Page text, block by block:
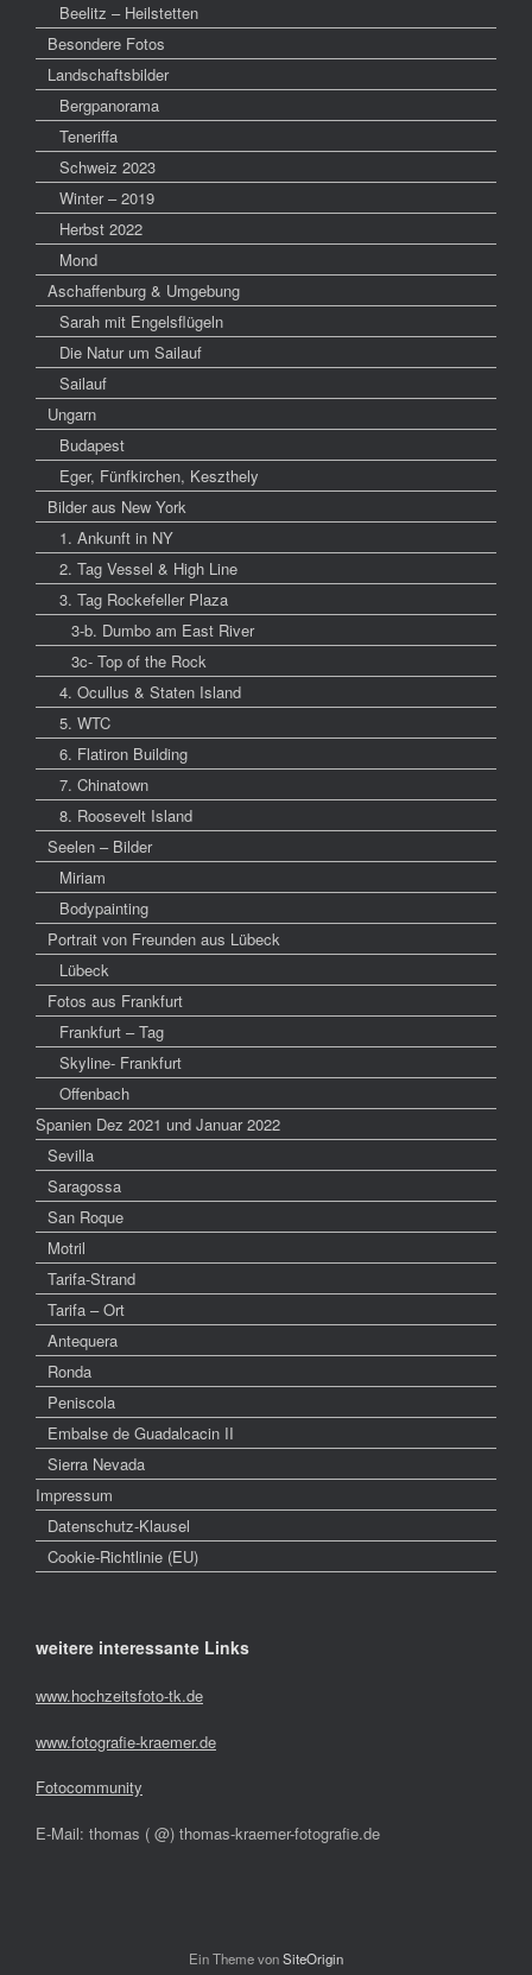
Beelitz – Heilstetten
Besondere Fotos
Landschaftsbilder
Bergpanorama
Teneriffa
Schweiz 2023
Winter – 2019
Herbst 2022
Mond
Aschaffenburg & Umgebung
Sarah mit Engelsflügeln
Die Natur um Sailauf
Sailauf
Ungarn
Budapest
Eger, Fünfkirchen, Keszthely
Bilder aus New York
1. Ankunft in NY
2. Tag Vessel & High Line
3. Tag Rockefeller Plaza
3-b. Dumbo am East River
3c- Top of the Rock
4. Ocullus & Staten Island
5. WTC
6. Flatiron Building
7. Chinatown
8. Roosevelt Island
Seelen – Bilder
Miriam
Bodypainting
Portrait von Freunden aus Lübeck
Lübeck
Fotos aus Frankfurt
Frankfurt – Tag
Skyline- Frankfurt
Offenbach
Spanien Dez 2021 und Januar 2022
Sevilla
Saragossa
San Roque
Motril
Tarifa-Strand
Tarifa – Ort
Antequera
Ronda
Peniscola
Embalse de Guadalcacin II
Sierra Nevada
Impressum
Datenschutz-Klausel
Cookie-Richtlinie (EU)
weitere interessante Links
www.hochzeitsfoto-tk.de
www.fotografie-kraemer.de
Fotocommunity
E-Mail: thomas ( @) thomas-kraemer-fotografie.de
Ein Theme vonSiteOrigin